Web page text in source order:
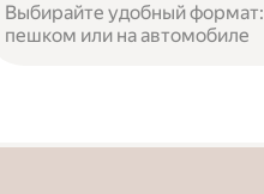
Выбирайте удобный формат:
пешком или на автомобиле